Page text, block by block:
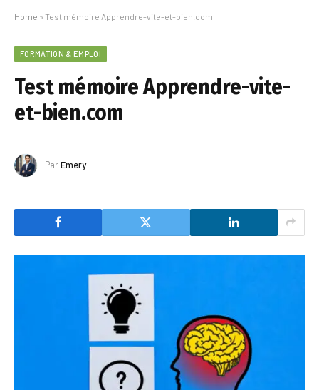
Home » Test mémoire Apprendre-vite-et-bien.com
FORMATION & EMPLOI
Test mémoire Apprendre-vite-
et-bien.com
ParÉmery